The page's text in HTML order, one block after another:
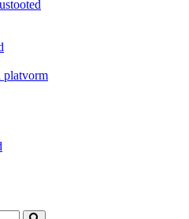
platvorm